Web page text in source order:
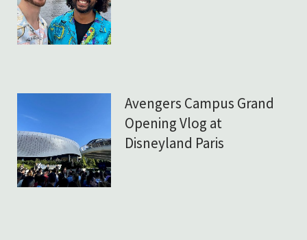
Avengers Campus Grand
Opening Vlog at
Disneyland Paris